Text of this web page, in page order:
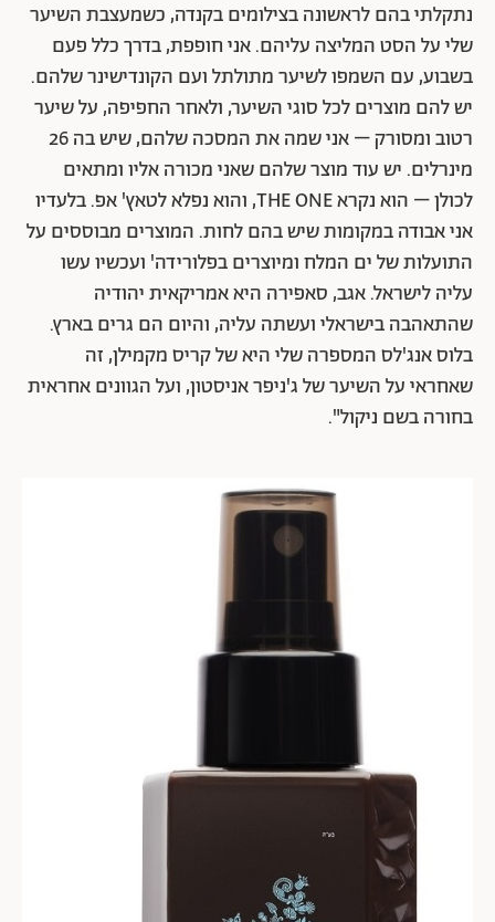
נתקלתי בהם לראשונה בצילומים בקנדה, כשמעצבת השיער
שלי על הסט המליצה עליהם. אני חופפת, בדרך כלל פעם
בשבוע, עם השמפו לשיער מתולתל ועם הקונדישינר שלהם.
יש להם מוצרים לכל סוגי השיער, ולאחר החפיפה, על שיער
רטוב ומסורק – אני שמה את המסכה שלהם, שיש בה 26
מינרלים. יש עוד מוצר שלהם שאני מכורה אליו ומתאים
לכולן – הוא נקרא THE ONE, והוא נפלא לטאץ' אפ. בלעדיו
אני אבודה במקומות שיש בהם לחות. המוצרים מבוססים על
התועלות של ים המלח ומיוצרים בפלורידה' ועכשיו עשו
עליה לישראל. אגב, סאפירה היא אמריקאית יהודיה
שהתאהבה בישראלי ועשתה עליה, והיום הם גרים בארץ.
בלוס אנג'לס המספרה שלי היא של קריס מקמילן, זה
שאחראי על השיער של ג'ניפר אניסטון, ועל הגוונים אחראית
בחורה בשם ניקול".